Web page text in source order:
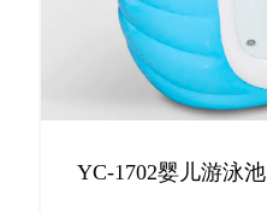
YC-1702婴儿游泳池